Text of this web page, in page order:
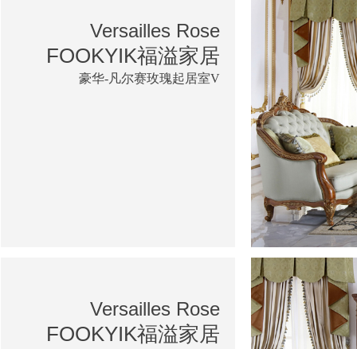
Versailles Rose
FOOKYIK福溢家居
豪华-凡尔赛玫瑰起居室V
Versailles Rose
FOOKYIK福溢家居